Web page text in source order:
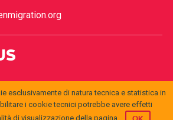
esclusivamente di natura tecnica e statistica in
i cookie tecnici potrebbe avere effetti
di visualizzazione della pagina.